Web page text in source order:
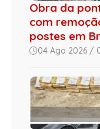
Obra da
com
postes em
04 Ago 2026 /